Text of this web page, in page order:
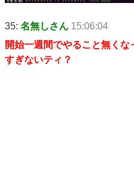
35: 名無しさん 15:06:04
開始一週間でやること無く
すぎないティ？